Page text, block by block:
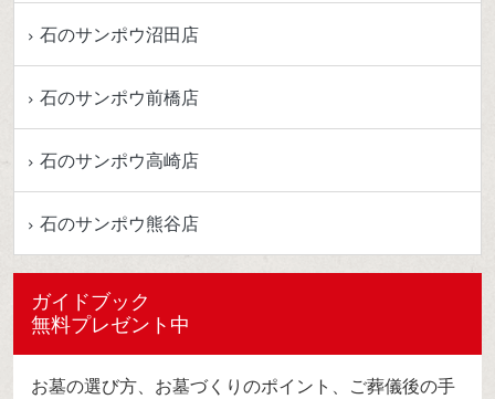
石のサンポウ沼田店
石のサンポウ前橋店
石のサンポウ高崎店
石のサンポウ熊谷店
ガイドブック
無料プレゼント中
お墓の選び方、お墓づくりのポイント、ご葬儀後の手